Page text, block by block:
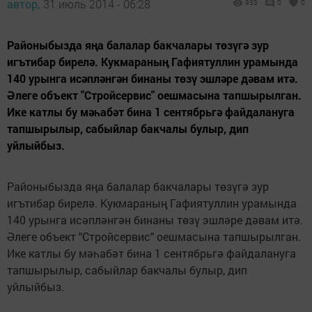
автор, 31 июль 2014 - 06:28 933 0 0
Районыбызда яңа балалар бакчалары төзүгә зур
игътибар бирелә. Кукмараның Гафиятуллин урамында
140 урынга исәпләнгән бинаны төзү эшләре дәвам итә.
Әлеге объект "Стройсервис" оешмасына тапшырылган.
Ике катлы бу мәһабәт бина 1 сентябрьгә файдалануга
тапшырылыр, сабыйлар бакчалы булыр, дип
уйлыйбыз.
Районыбызда яңа балалар бакчалары төзүгә зур
игътибар бирелә. Кукмараның Гафиятуллин урамында
140 урынга исәпләнгән бинаны төзү эшләре дәвам итә.
Әлеге объект "Стройсервис" оешмасына тапшырылган.
Ике катлы бу мәһабәт бина 1 сентябрьгә файдалануга
тапшырылыр, сабыйлар бакчалы булыр, дип
уйлыйбыз.